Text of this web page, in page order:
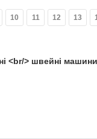
10 11 12 13
<br/> швейні